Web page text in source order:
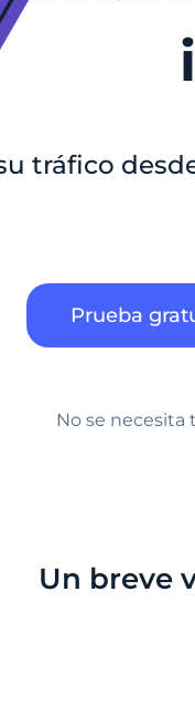
tráfico
Prueba
No se necesita
Un breve